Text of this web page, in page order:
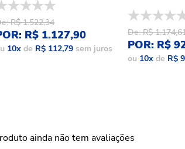
R$ 1.522,34
R$ 1.127,90
10x de R$ 112,79 sem juros
De: R$
POR: R$
ou 10x de R$
ainda não tem avaliações